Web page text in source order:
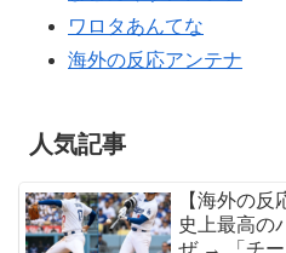
ワロタあんてな
海外の反応アンテナ
人気記事
【海外の
史上最高の
ぜ → 「チー